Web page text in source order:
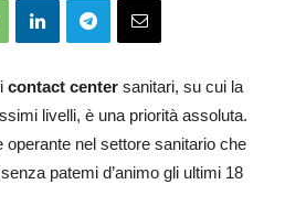
contact center sanitari, su cui la
livelli, è una priorità assoluta.
nel settore sanitario che
patemi d’animo gli ultimi 18